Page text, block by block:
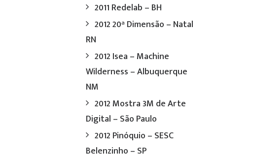
2011 Redelab – BH
2012 20ª Dimensão – Natal
RN
2012 Isea – Machine
Wilderness – Albuquerque
NM
2012 Mostra 3M de Arte
Digital – São Paulo
2012 Pinóquio – SESC
Belenzinho – SP